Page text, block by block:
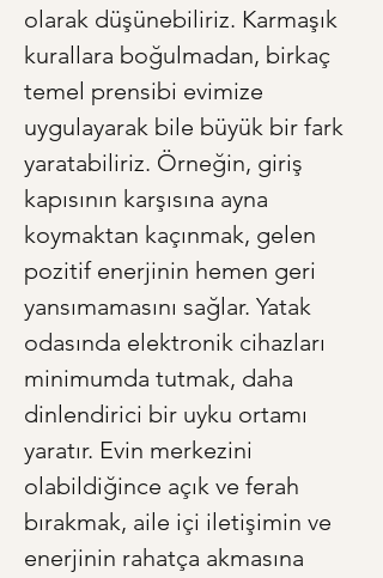
olarak düşünebiliriz. Karmaşık
kurallara boğulmadan, birkaç
temel prensibi evimize
uygulayarak bile büyük bir fark
yaratabiliriz. Örneğin, giriş
kapısının karşısına ayna
koymaktan kaçınmak, gelen
pozitif enerjinin hemen geri
yansımamasını sağlar. Yatak
odasında elektronik cihazları
minimumda tutmak, daha
dinlendirici bir uyku ortamı
yaratır. Evin merkezini
olabildiğince açık ve ferah
bırakmak, aile içi iletişimin ve
enerjinin rahatça akmasına